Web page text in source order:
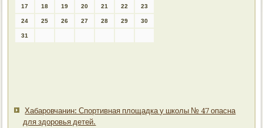
17 18 19 20 21 22 23
24 25 26 27 28 29 30
31
Хабаровчанин: Спортивная площадка у школы № 47 опасна
для здоровья детей.